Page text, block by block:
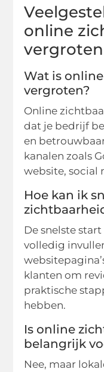
online
vergroten
Wat is
vergroten?
Online
dat je bedrijf
en
kanalen zoals
website, social
Hoe kan ik
De snelste
volledig
klanten om
praktische
hebben.
Is online
belangrijk
Nee, maar